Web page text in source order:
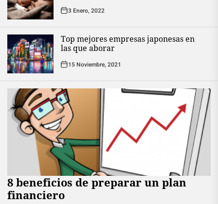
3 Enero, 2022
Top mejores empresas japonesas en
las que aborar
15 Noviembre, 2021
8 beneficios de preparar un plan
financiero